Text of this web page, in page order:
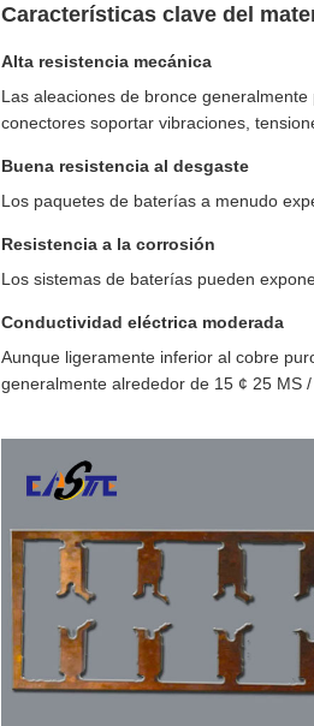
Características clave del
Alta resistencia mecánica
Las aleaciones de bronce
conectores soportar vibraciones,
Buena resistencia al desgaste
Los paquetes de baterías a menudo
Resistencia a la corrosión
Los sistemas de baterías pueden
Conductividad eléctrica moderada
Aunque ligeramente inferior al cobre
generalmente alrededor de 15 ¢ 25 MS /